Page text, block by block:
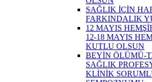
SAĞLIK İÇİN
FARKINDALIK
12 MAYIS
12-18 MAYIS
KUTLU OLSUN
BEYİN ÖLÜMÜ-
SAĞLIK
KLİNİK